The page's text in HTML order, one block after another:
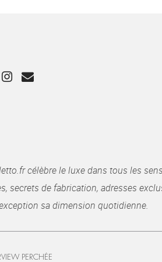
célèbre le luxe dans tous les
de fabrication, adresses
sa dimension quotidienne.
PERCHÉE